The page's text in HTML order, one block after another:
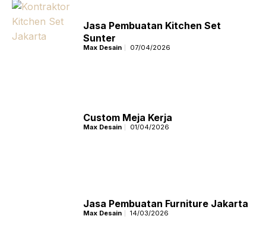
Jasa Pembuatan Kitchen Set
Sunter
Max Desain 07/04/2026
Custom Meja Kerja
Max Desain 01/04/2026
Jasa Pembuatan Furniture Jakarta
Max Desain 14/03/2026